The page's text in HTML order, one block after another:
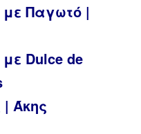
με Παγωτό |
Dulce de
| Άκης